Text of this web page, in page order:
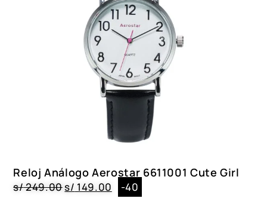
Reloj Análogo Aerostar 6611001 Cute Girl
s/249.00s/ 149.00 -40